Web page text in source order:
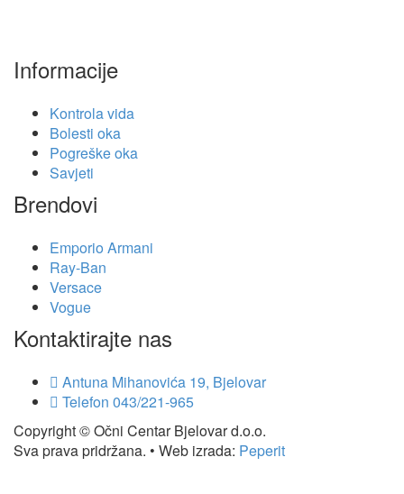
Informacije
Kontrola vida
Bolesti oka
Pogreške oka
Savjeti
Brendovi
Emporio Armani
Ray-Ban
Versace
Vogue
Kontaktirajte nas
Antuna Mihanovića 19, Bjelovar
Telefon 043/221-965
Copyright © Očni Centar Bjelovar d.o.o.
Sva prava pridržana. • Web izrada: Peperit